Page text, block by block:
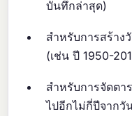
บันทึกล่าสุด)
สำหรับการสร้าง
(เช่น ปี 1950-
สำหรับการจัดตา
ไปอีกไม่กี่ปีจากวั